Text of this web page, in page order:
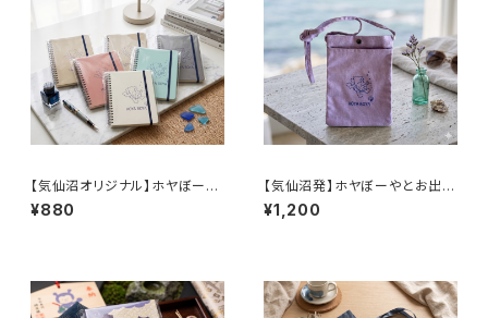
【気仙沼オリジナル】ホヤぼーや
ゴムバンド付き リングノート（全
5色）
¥880
【気仙沼発】ホヤぼーやとお出か
け！カラフル・キャンバスサコッシ
ュ
¥1,200